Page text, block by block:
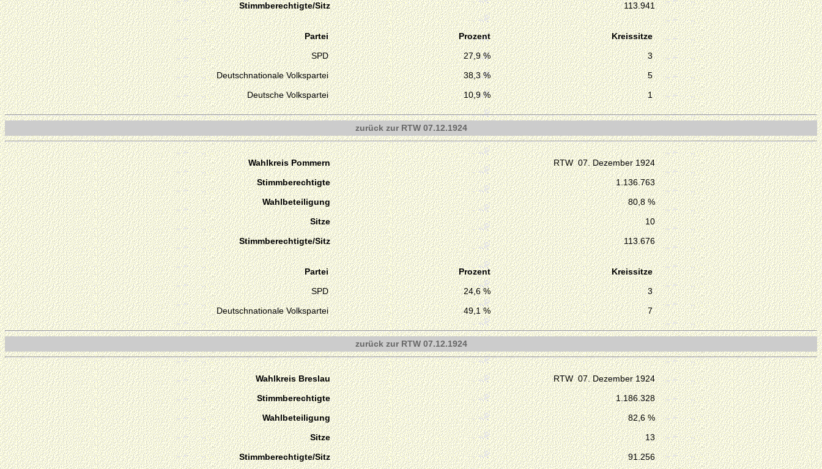
Stimmberechtigte/Sitz
113.941
Partei Prozent
Kreissitze
SPD
27,9 %
3
Deutschnationale Volkspartei
38,3 %
5
Deutsche Volkspartei
10,9 % 1
zurück zur RTW 07.12.1924
Wahlkreis Pommern
RTW 07. Dezember 1924
Stimmberechtigte
1.136.763
Wahlbeteiligung
80,8 %
Sitze
10
Stimmberechtigte/Sitz
113.676
Partei Prozent
Kreissitze
SPD
24,6 %
3
Deutschnationale Volkspartei
49,1 % 7
zurück zur RTW 07.12.1924
Wahlkreis Breslau
RTW 07. Dezember 1924
Stimmberechtigte
1.186.328
Wahlbeteiligung
82,6 %
Sitze
13
Stimmberechtigte/Sitz
91.256